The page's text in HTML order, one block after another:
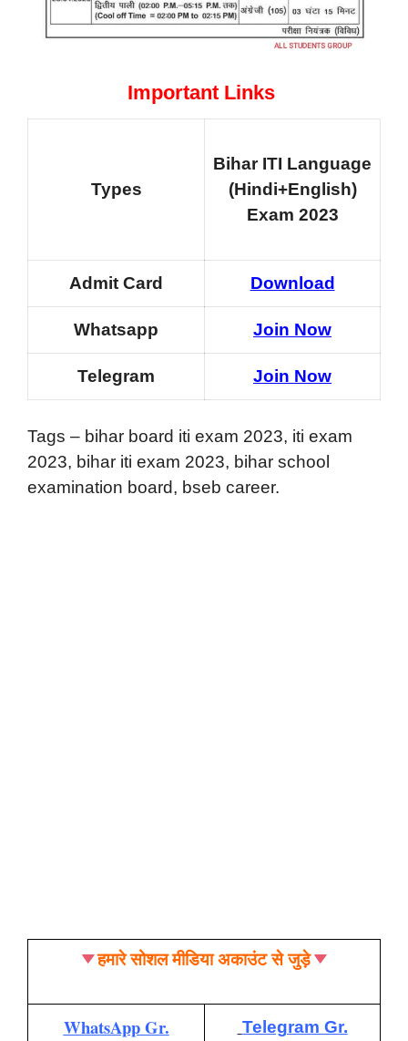
Important Links
Types
Bihar ITI Language
(Hindi+English)
Exam 2023
Admit Card Download
Whatsapp Join Now
Telegram Join Now
Tags – bihar board iti exam 2023, iti exam
2023, bihar iti exam 2023, bihar school
examination board, bseb career.
हमारे सोशल मीडिया अकाउंट से जुड़े
WhatsApp Gr. Telegram Gr.